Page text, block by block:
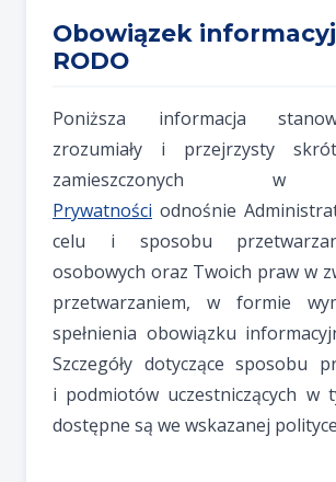
Obowiązek
RODO
Poniższa informacja
zrozumiały i przejrzysty
zamieszczonych
Prywatności odnośnie
celu i sposobu
osobowych oraz Twoich praw w
przetwarzaniem, w formie
spełnienia obowiązku
Szczegóły dotyczące sposobu
i podmiotów uczestniczących w
dostępne są we wskazanej